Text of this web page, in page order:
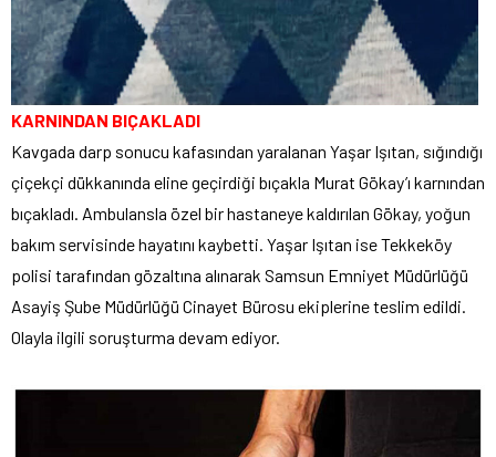
KARNINDAN BIÇAKLADI
Kavgada darp sonucu kafasından yaralanan Yaşar Işıtan, sığındığı
çiçekçi dükkanında eline geçirdiği bıçakla Murat Gökay’ı karnından
bıçakladı. Ambulansla özel bir hastaneye kaldırılan Gökay, yoğun
bakım servisinde hayatını kaybetti. Yaşar Işıtan ise Tekkeköy
polisi tarafından gözaltına alınarak Samsun Emniyet Müdürlüğü
Asayiş Şube Müdürlüğü Cinayet Bürosu ekiplerine teslim edildi.
Olayla ilgili soruşturma devam ediyor.